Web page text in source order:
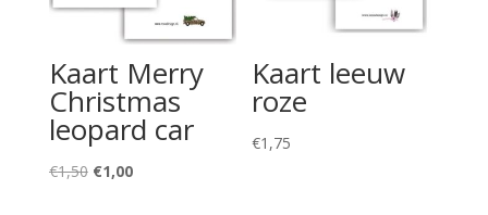
Kaart Merry
Christmas
leopard car
€1,50 Oorspronkelijke
€1,00Huidige
Kaart leeuw
roze
€1,75